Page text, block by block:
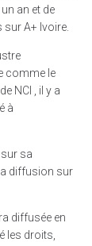
an et de
sur A+ Ivoire.
comme le
NCI , il y a
à
sa
diffusion sur
diffusée en
les droits,